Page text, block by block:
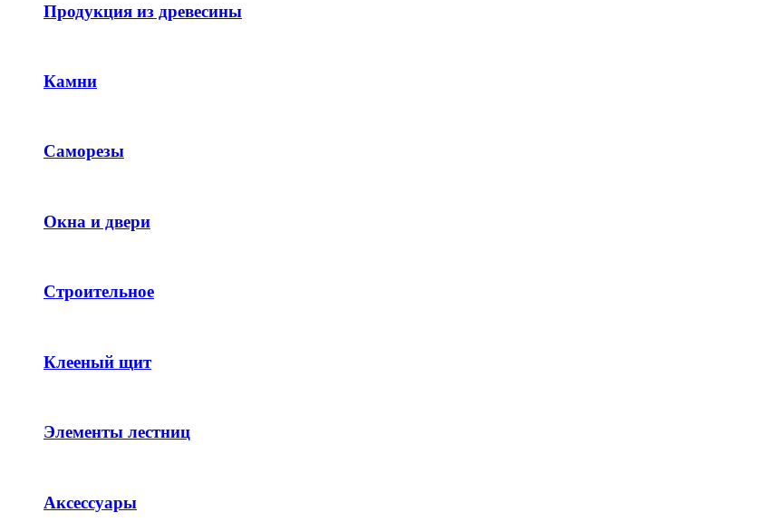
Продукция из древесины
Камни
Саморезы
Окна и двери
Строительное
Клееный щит
Элементы лестниц
Аксессуары